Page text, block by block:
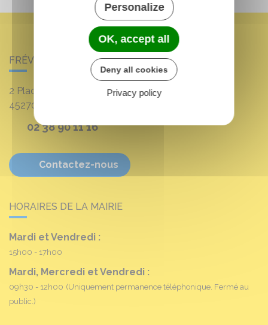
FRÉVILLE-DU-GÂTINAIS
2 Place Louis Croum
45270
02 38 90 11 16
Contactez-nous
HORAIRES DE LA MAIRIE
Mardi et Vendredi :
15h00 - 17h00
Mardi, Mercredi et Vendredi :
09h30 - 12h00 (Uniquement permanence téléphonique. Fermé au
public.)
Personalize
OK, accept all
Deny all cookies
Privacy policy